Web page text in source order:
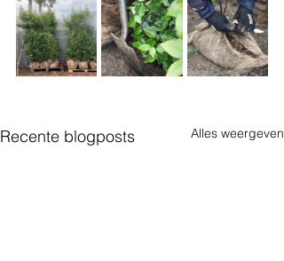
Recente blogposts Alles weergeven